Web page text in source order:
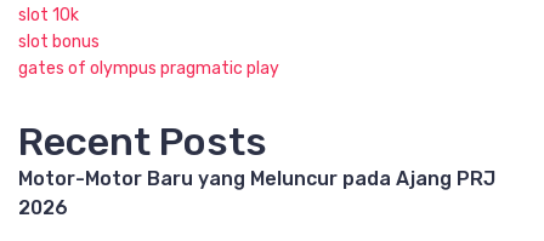
slot 10k
slot bonus
gates of olympus pragmatic play
Recent Posts
Motor-Motor Baru yang Meluncur pada Ajang PRJ
2026